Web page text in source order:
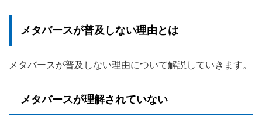
メタバースが普及しない理由とは
メタバースが普及しない理由について解説していきます。
メタバースが理解されていない